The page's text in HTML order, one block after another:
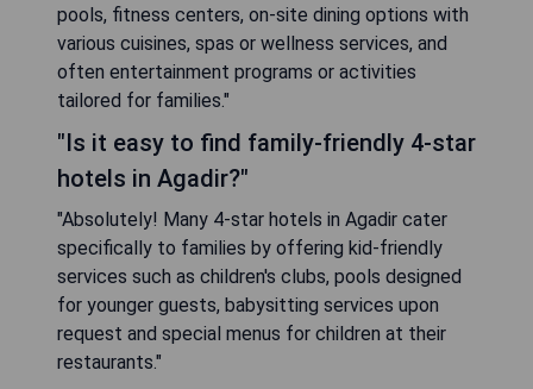
pools, fitness centers, on-site dining options with
various cuisines, spas or wellness services, and
often entertainment programs or activities
tailored for families."
"Is it easy to find family-friendly 4-star
hotels in Agadir?"
"Absolutely! Many 4-star hotels in Agadir cater
specifically to families by offering kid-friendly
services such as children's clubs, pools designed
for younger guests, babysitting services upon
request and special menus for children at their
restaurants."